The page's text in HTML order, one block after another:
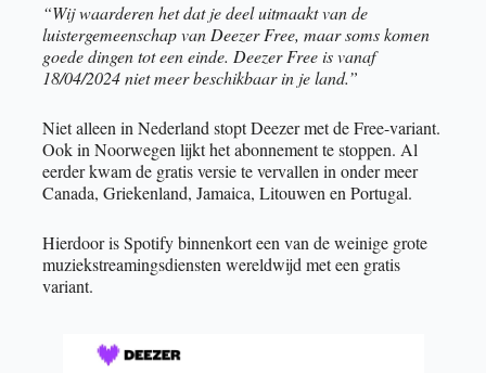
“Wij waarderen het dat je deel uitmaakt van de
luistergemeenschap van Deezer Free, maar soms komen
goede dingen tot een einde. Deezer Free is vanaf
18/04/2024 niet meer beschikbaar in je land.”
Niet alleen in Nederland stopt Deezer met de Free-variant.
Ook in Noorwegen lijkt het abonnement te stoppen. Al
eerder kwam de gratis versie te vervallen in onder meer
Canada, Griekenland, Jamaica, Litouwen en Portugal.
Hierdoor is Spotify binnenkort een van de weinige grote
muziekstreamingsdiensten wereldwijd met een gratis
variant.